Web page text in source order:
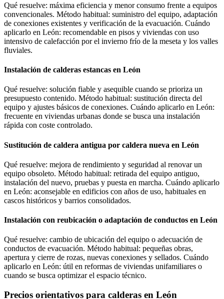
Qué resuelve: máxima eficiencia y menor consumo frente a equipos
convencionales. Método habitual: suministro del equipo, adaptación
de conexiones existentes y verificación de la evacuación. Cuándo
aplicarlo en León: recomendable en pisos y viviendas con uso
intensivo de calefacción por el invierno frío de la meseta y los valles
fluviales.
Instalación de calderas estancas en León
Qué resuelve: solución fiable y asequible cuando se prioriza un
presupuesto contenido. Método habitual: sustitución directa del
equipo y ajustes básicos de conexiones. Cuándo aplicarlo en León:
frecuente en viviendas urbanas donde se busca una instalación
rápida con coste controlado.
Sustitución de caldera antigua por caldera nueva en León
Qué resuelve: mejora de rendimiento y seguridad al renovar un
equipo obsoleto. Método habitual: retirada del equipo antiguo,
instalación del nuevo, pruebas y puesta en marcha. Cuándo aplicarlo
en León: aconsejable en edificios con años de uso, habituales en
cascos históricos y barrios consolidados.
Instalación con reubicación o adaptación de conductos en León
Qué resuelve: cambio de ubicación del equipo o adecuación de
conductos de evacuación. Método habitual: pequeñas obras,
apertura y cierre de rozas, nuevas conexiones y sellados. Cuándo
aplicarlo en León: útil en reformas de viviendas unifamiliares o
cuando se busca optimizar el espacio técnico.
Precios orientativos para calderas en León